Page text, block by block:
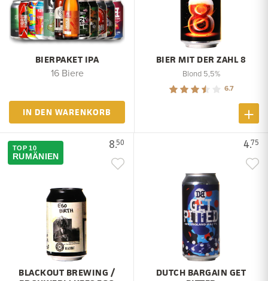
BIERPAKET IPA
16 Biere
IN DEN WARENKORB
BIER MIT DER ZAHL 8
Blond 5,5%
6.7
8.50
TOP 10
RUMÄNIEN
BLACKOUT BREWING /
4.75
DUTCH BARGAIN GET